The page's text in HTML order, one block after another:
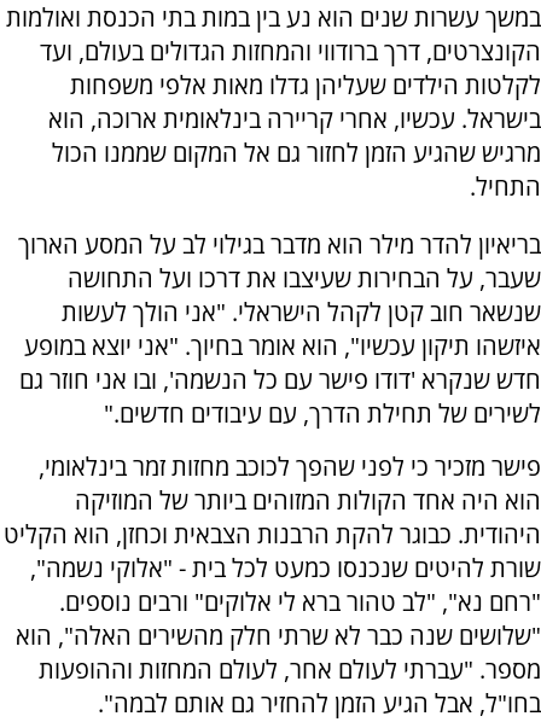
במשך עשרות שנים הוא נע בין במות בתי הכנסת ואולמות
הקונצרטים, דרך ברודווי והמחזות הגדולים בעולם, ועד
לקלטות הילדים שעליהן גדלו מאות אלפי משפחות
בישראל. עכשיו, אחרי קריירה בינלאומית ארוכה, הוא
מרגיש שהגיע הזמן לחזור גם אל המקום שממנו הכול
התחיל.
בריאיון להדר מילר הוא מדבר בגילוי לב על המסע הארוך
שעבר, על הבחירות שעיצבו את דרכו ועל התחושה
שנשאר חוב קטן לקהל הישראלי. "אני הולך לעשות
איזשהו תיקון עכשיו", הוא אומר בחיוך. "אני יוצא במופע
חדש שנקרא 'דודו פישר עם כל הנשמה', ובו אני חוזר גם
לשירים של תחילת הדרך, עם עיבודים חדשים."
פישר מזכיר כי לפני שהפך לכוכב מחזות זמר בינלאומי,
הוא היה אחד הקולות המזוהים ביותר של המוזיקה
היהודית. כבוגר להקת הרבנות הצבאית וכחזן, הוא הקליט
שורת להיטים שנכנסו כמעט לכל בית - "אלוקי נשמה",
"רחם נא", "לב טהור ברא לי אלוקים" ורבים נוספים.
"שלושים שנה כבר לא שרתי חלק מהשירים האלה", הוא
מספר. "עברתי לעולם אחר, לעולם המחזות וההופעות
בחו"ל, אבל הגיע הזמן להחזיר גם אותם לבמה".